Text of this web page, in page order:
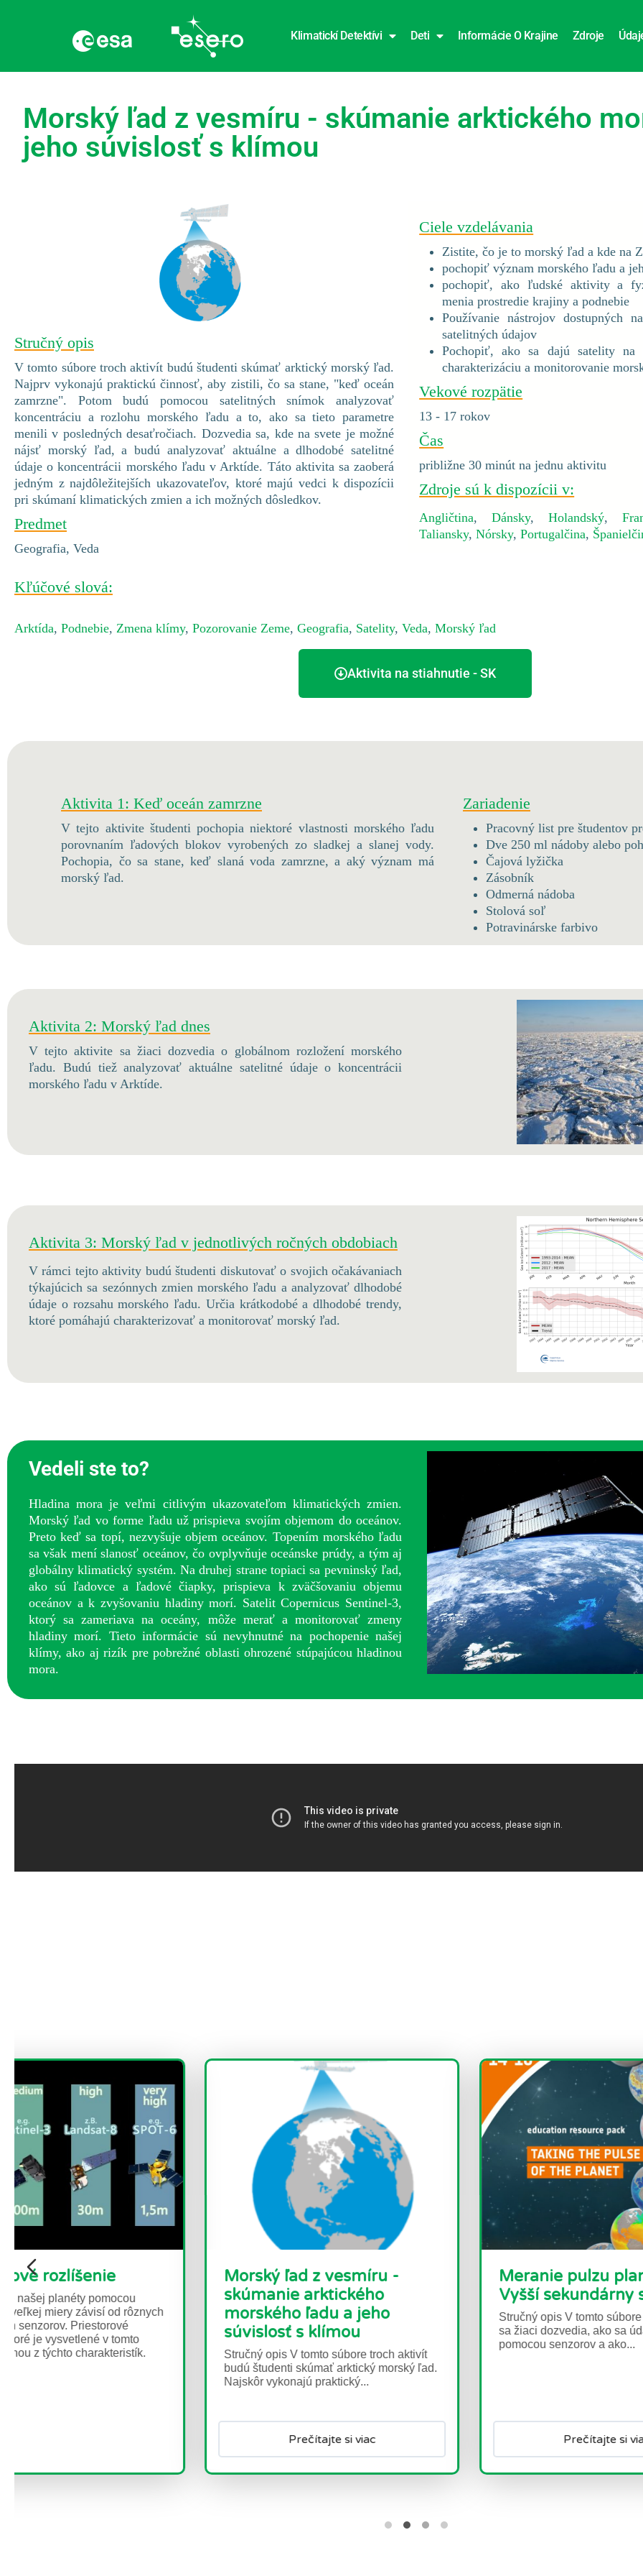
Klimatickí Detektívi Deti Informácie O Krajine Zdroje
Morský ľad z vesmíru - skúmanie arktického
jeho súvislosť s klímou
Stručný opis
V tomto súbore troch aktivít budú študenti skúmať arktický morský ľad.
Najprv vykonajú praktickú činnosť, aby zistili, čo sa stane, "keď oceán
zamrzne". Potom budú pomocou satelitných snímok analyzovať
koncentráciu a rozlohu morského ľadu a to, ako sa tieto parametre
menili v posledných desaťročiach. Dozvedia sa, kde na svete je možné
nájsť morský ľad, a budú analyzovať aktuálne a dlhodobé satelitné
údaje o koncentrácii morského ľadu v Arktíde. Táto aktivita sa zaoberá
jedným z najdôležitejších ukazovateľov, ktoré majú vedci k dispozícii
pri skúmaní klimatických zmien a ich možných dôsledkov.
Predmet
Geografia, Veda
Ciele vzdelávania
Zistite, čo je to morský ľad a kde na
pochopiť význam morského ľadu a
pochopiť, ako ľudské aktivity a
menia prostredie krajiny a podnebie
Používanie nástrojov dostupných
satelitných údajov
Pochopiť, ako sa dajú satelity na
charakterizáciu a monitorovanie
Vekové rozpätie
13 - 17 rokov
Čas
približne 30 minút na jednu aktivitu
Zdroje sú k dispozícii v:
Angličtina,Dánsky, Holandský,
Taliansky,Nórsky,Portugalčina,
Kľúčové slová:
Arktída, Podnebie, Zmena klímy, Pozorovanie Zeme, Geografia, Satelity, Veda, Morský ľad
Aktivita na stiahnutie - SK
Aktivita 1: Keď oceán zamrzne
V tejto aktivite študenti pochopia niektoré vlastnosti morského ľadu
porovnaním ľadových blokov vyrobených zo sladkej a slanej vody.
Pochopia, čo sa stane, keď slaná voda zamrzne, a aký význam má
morský ľad.
Zariadenie
Pracovný list pre študentov
Dve 250 ml nádoby alebo
Čajová lyžička
Zásobník
Odmerná nádoba
Stolová soľ
Potravinárske farbivo
Aktivita 2: Morský ľad dnes
V tejto aktivite sa žiaci dozvedia o globálnom rozložení morského
ľadu. Budú tiež analyzovať aktuálne satelitné údaje o koncentrácii
morského ľadu v Arktíde.
Aktivita 3: Morský ľad v jednotlivých ročných obdobiach
V rámci tejto aktivity budú študenti diskutovať o svojich očakávaniach
týkajúcich sa sezónnych zmien morského ľadu a analyzovať dlhodobé
údaje o rozsahu morského ľadu. Určia krátkodobé a dlhodobé trendy,
ktoré pomáhajú charakterizovať a monitorovať morský ľad.
Vedeli ste to?
Hladina mora je veľmi citlivým ukazovateľom klimatických zmien.
Morský ľad vo forme ľadu už prispieva svojím objemom do oceánov.
Preto keď sa topí, nezvyšuje objem oceánov. Topením morského ľadu
sa však mení slanosť oceánov, čo ovplyvňuje oceánske prúdy, a tým aj
globálny klimatický systém. Na druhej strane topiaci sa pevninský ľad,
ako sú ľadovce a ľadové čiapky, prispieva k zväčšovaniu objemu
oceánov a k zvyšovaniu hladiny morí. Satelit Copernicus Sentinel-3,
ktorý sa zameriava na oceány, môže merať a monitorovať zmeny
hladiny morí. Tieto informácie sú nevyhnutné na pochopenie našej
klímy, ako aj rizík pre pobrežné oblasti ohrozené stúpajúcou hladinou
mora.
Morský ľad z vesmíru -
skúmanie arktického
morského ľadu a jeho
súvislosť s klímou
Stručný opis V tomto súbore troch aktivít
budú študenti skúmať arktický morský ľad.
Meranie pulzu planéty -
Vyšší sekundárny stupeň
Stručný opis V tomto súbore troch aktivít
sa žiaci dozvedia, ako sa údaje zbierajú
Prečítajte si viac
Jeden
Stručný
aktivity na
žiakov o